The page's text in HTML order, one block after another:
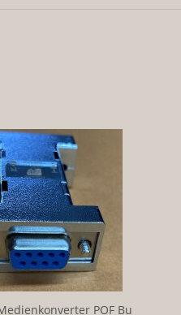
POF Bu